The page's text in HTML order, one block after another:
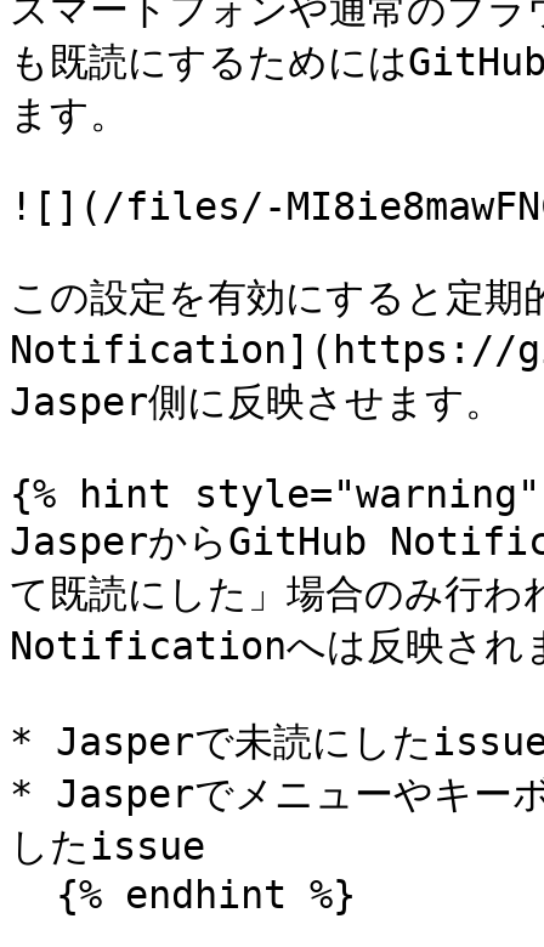
スマートフォンや通常のブ
も既読にするためには
ます。
![](/files/-
この設定を有効にすると定
Notification](https://
Jasper側に反映させます。
{% hint style="warning"
JasperからGitHub
て既読にした」場合のみ行
Notificationへは反映され
* Jasperで未読にした
* Jasperでメニューやキー
したissue